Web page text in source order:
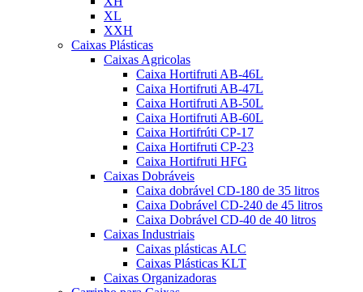
XL
XXH
Caixas Plásticas
Caixas Agricolas
Caixa Hortifruti AB-46L
Caixa Hortifruti AB-47L
Caixa Hortifruti AB-50L
Caixa Hortifruti AB-60L
Caixa Hortifrúti CP-17
Caixa Hortifruti CP-23
Caixa Hortifruti HFG
Caixas Dobráveis
Caixa dobrável CD-180 de 35 litros
Caixa Dobrável CD-240 de 45 litros
Caixa Dobrável CD-40 de 40 litros
Caixas Industriais
Caixas plásticas ALC
Caixas Plásticas KLT
Caixas Organizadoras